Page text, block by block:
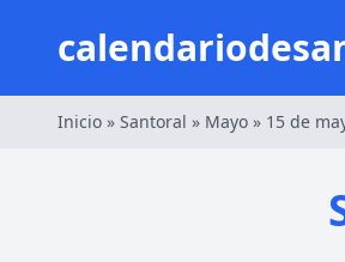
Inicio » Santoral » Mayo » 15 de